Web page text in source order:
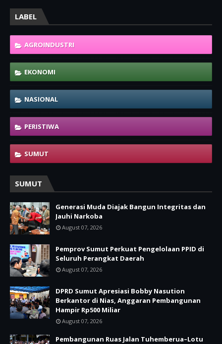
LABEL
AGROINDUSTRI
EKONOMI
NASIONAL
PERISTIWA
SUMUT
SUMUT
Generasi Muda Diajak Bangun Integritas dan
Jauhi Narkoba
August 07, 2026
Pemprov Sumut Perkuat Pengelolaan PPID di
Seluruh Perangkat Daerah
August 07, 2026
DPRD Sumut Apresiasi Bobby Nasution
Berkantor di Nias, Anggaran Pembangunan
Hampir Rp500 Miliar
August 07, 2026
Pembangunan Ruas Jalan Tuhemberua–Lotu